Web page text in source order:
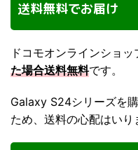
送料無料でお届け
ドコモオンラインショッ
た場合送料無料です。
Galaxy S24シリーズを
ため、送料の心配はいり